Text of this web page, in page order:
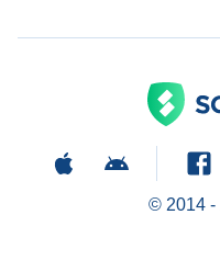
© 2014 -